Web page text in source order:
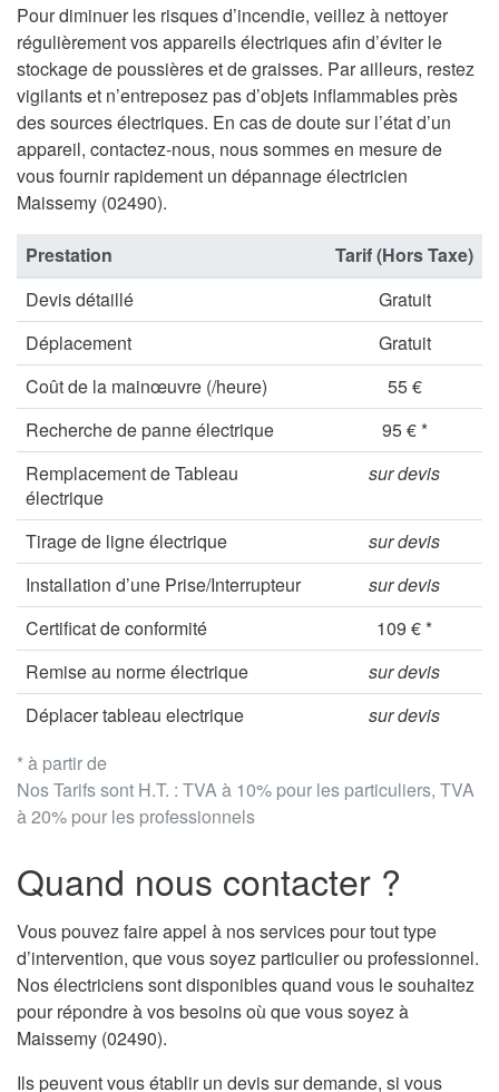
Pour diminuer les risques d’incendie, veillez à nettoyer
régulièrement vos appareils électriques afin d’éviter le
stockage de poussières et de graisses. Par ailleurs, restez
vigilants et n’entreposez pas d’objets inflammables près
des sources électriques. En cas de doute sur l’état d’un
appareil, contactez-nous, nous sommes en mesure de
vous fournir rapidement un dépannage électricien
Maissemy (02490).
* à partir de
Nos Tarifs sont H.T. : TVA à 10% pour les particuliers, TVA
à 20% pour les professionnels
Prestation
Tarif (Hors Taxe)
Devis détaillé
Gratuit
Déplacement
Gratuit
Coût de la mainœuvre (/heure)
55 €
Recherche de panne électrique
95 € *
Remplacement de Tableau
électrique
sur devis
Tirage de ligne électrique
sur devis
Installation d’une Prise/Interrupteur
sur devis
Certificat de conformité
109 € *
Remise au norme électrique
sur devis
Déplacer tableau electrique
sur devis
Quand nous contacter ?
Vous pouvez faire appel à nos services pour tout type
d’intervention, que vous soyez particulier ou professionnel.
Nos électriciens sont disponibles quand vous le souhaitez
pour répondre à vos besoins où que vous soyez à
Maissemy (02490).
Ils peuvent vous établir un devis sur demande, si vous